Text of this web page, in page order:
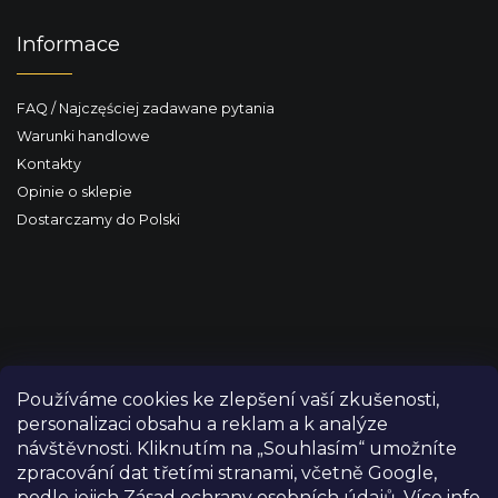
Používáme cookies ke zlepšení vaší zkušenosti,
personalizaci obsahu a reklam a k analýze
návštěvnosti. Kliknutím na „Souhlasím“ umožníte
zpracování dat třetími stranami, včetně Google,
Informace
FAQ / Najczęściej zadawane pytania
Warunki handlowe
Kontakty
Opinie o sklepie
Dostarczamy do Polski